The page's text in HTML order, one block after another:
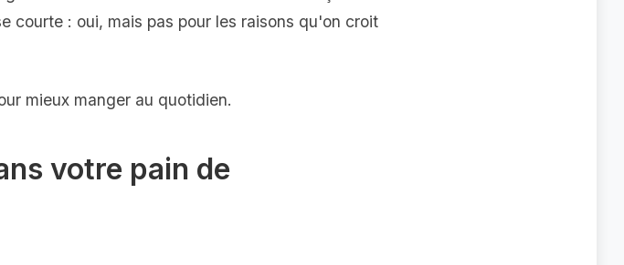
courte : oui, mais pas pour les raisons qu'on croit
mieux manger au quotidien.
votre pain de